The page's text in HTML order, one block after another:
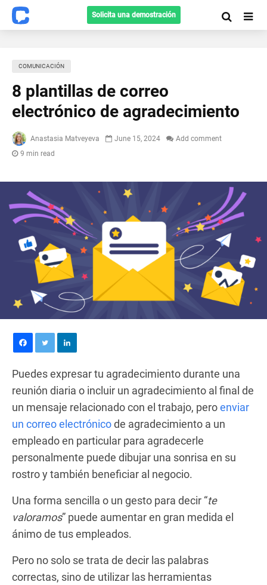
Solicita una demostración
COMUNICACIÓN
8 plantillas de correo
electrónico de agradecimiento
Anastasia Matveyeva June 15, 2024
Add comment
9 min read
Puedes expresar tu agradecimiento durante una
reunión diaria o incluir un agradecimiento al final de
un mensaje relacionado con el trabajo, peroenviar
un correo electrónicode agradecimiento a un
empleado en particular para agradecerle
personalmente puede dibujar una sonrisa en su
rostro y también beneficiar al negocio.
Una forma sencilla o un gesto para decir “te
valoramos” puede aumentar en gran medida el
ánimo de tus empleados.
Pero no solo se trata de decir las palabras
correctas, sino de utilizar las herramientas